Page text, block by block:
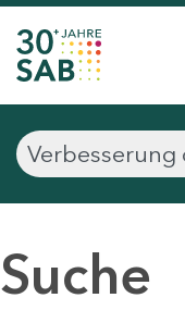
Suche